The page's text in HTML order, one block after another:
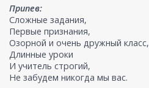
Припев:
Сложные задания,
Первые признания,
Озорной и очень дружный класс,
Длинные уроки
И учитель строгий,
Не забудем никогда мы вас.